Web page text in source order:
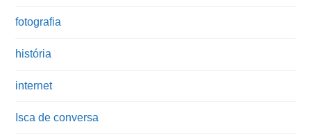
fotografia
história
internet
Isca de conversa